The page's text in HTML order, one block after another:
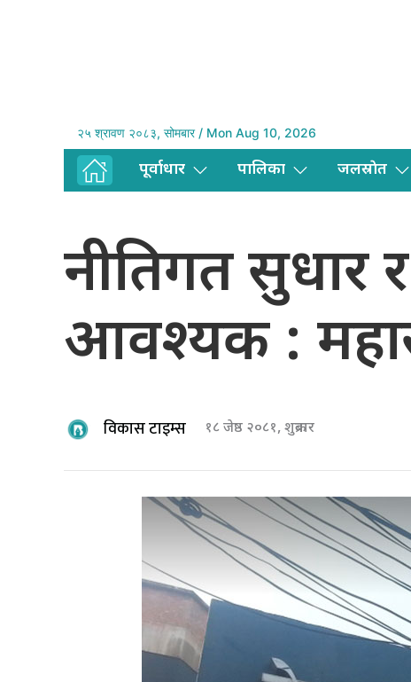
२५ श्रावण २०८३, सोमबार / Mon Aug 10, 2026
पूर्वाधार पालिका जलस्राेत
नीतिगत सुधार
आवश्यक :
विकास टाइम्स १८ जेष्ठ २०८१, शुक्रबार